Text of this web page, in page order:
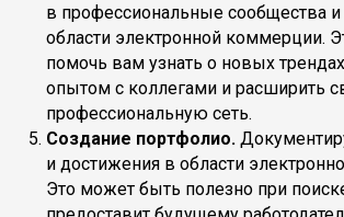
в профессиональные сообщества и
области электронной коммерции.
помочь вам узнать о новых
опытом с коллегами и расширить
профессиональную сеть.
Создание портфолио.
и достижения в области
Это может быть полезно при